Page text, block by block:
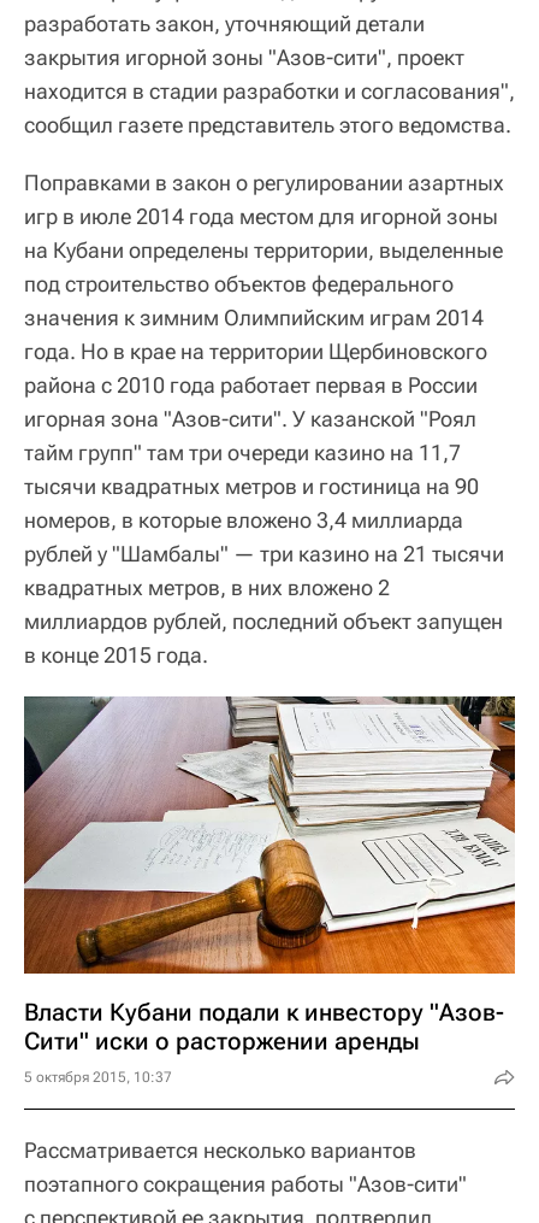
разработать закон, уточняющий детали
закрытия игорной зоны "Азов-сити", проект
находится в стадии разработки и согласования",
сообщил газете представитель этого ведомства.
Поправками в закон о регулировании азартных
игр в июле 2014 года местом для игорной зоны
на Кубани определены территории, выделенные
под строительство объектов федерального
значения к зимним Олимпийским играм 2014
года. Но в крае на территории Щербиновского
района с 2010 года работает первая в России
игорная зона "Азов-сити". У казанской "Роял
тайм групп" там три очереди казино на 11,7
тысячи квадратных метров и гостиница на 90
номеров, в которые вложено 3,4 миллиарда
рублей у "Шамбалы" — три казино на 21 тысячи
квадратных метров, в них вложено 2
миллиардов рублей, последний объект запущен
в конце 2015 года.
Власти Кубани подали к инвестору "Азов-
Сити" иски о расторжении аренды
5 октября 2015, 10:37
Рассматривается несколько вариантов
поэтапного сокращения работы "Азов-сити"
с перспективой ее закрытия, подтвердил